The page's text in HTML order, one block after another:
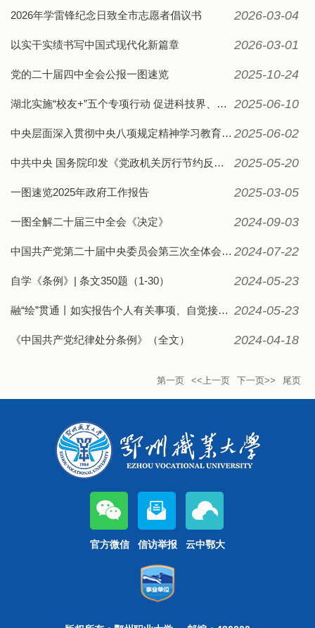
2026年学雷锋纪念日致全市志愿者倡议书 2026-03-04
以实干实绩书写中国式现代化新篇章 2026-03-01
党的二十届四中全会公报一图速览 2025-10-24
湖北实施“校友+”五个专项行动 促进科技界、产业界、金融界等各类资源要素在湖北聚集 2025-06-10
中央层面深入贯彻中央八项规定精神学习教育工作专班、中央纪委办公厅公开通报2起党员干部违规吃喝严重违反中央八项规定精神典型问题 2025-06-02
中共中央 国务院印发《党政机关厉行节约反对浪费条例》 2025-05-20
一图速览2025年政府工作报告 2025-03-05
一图全解二十届三中全会《决定》 2024-09-03
中国共产党第二十届中央委员会第三次全体会议公报 2024-07-22
自学《条例》| 条文350题（1-30） 2024-05-23
融“绘”贯通丨如实报告个人有关事项、自觉接受组织监督 2024-05-23
《中国共产党纪律处分条例》（全文） 2024-04-18
第一页 <<上一页 下一页>> 尾页
官方微信 信访举报 云中鄂大